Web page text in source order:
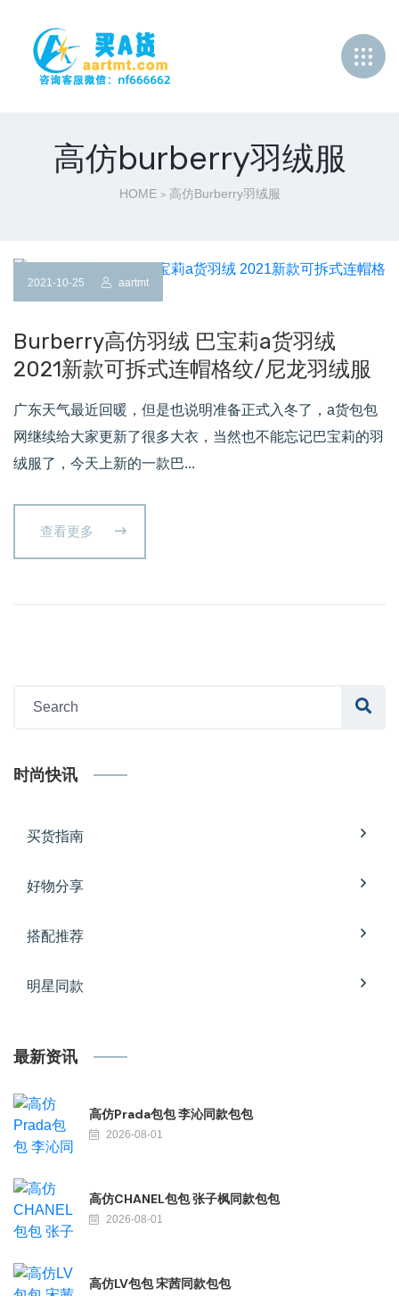
高仿burberry羽绒服
HOME > 高仿burberry羽绒服
2021-10-25 aartmt
Burberry高仿羽绒 巴宝莉a货羽绒
2021新款可拆式连帽格纹/尼龙羽绒服
广东天气最近回暖，但是也说明准备正式入冬了，a货包包
网继续给大家更新了很多大衣，当然也不能忘记巴宝莉的羽
绒服了，今天上新的一款巴...
查看更多
时尚快讯
买货指南
好物分享
搭配推荐
明星同款
最新资讯
高仿Prada包包 李沁同款包包
2026-08-01
高仿CHANEL包包 张子枫同款包包
2026-08-01
高仿LV包包 宋茜同款包包